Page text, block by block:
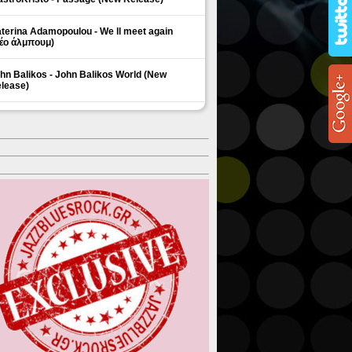
Adamopoulou - We ll meet again
άλμπουμ)
Balikos - John Balikos World (New